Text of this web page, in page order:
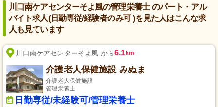
川口南ケアセンターそよ風の管理栄養士 のパート・アル
バイト求人(日勤専従/経験者のみ可 )を見た人はこんな求
人も見ています
川口南ケアセンターそよ風 から6.1km
介護老人保健施設 みぬま
介護老人保健施設
管理栄養士
日勤専従/未経験可/管理栄養士